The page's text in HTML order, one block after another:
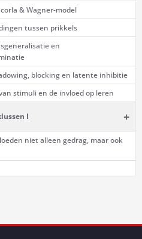
& Wagner-model
tussen prikkels
en
blocking en latente inhibitie
stimuli en de invloed op leren
I +
niet alleen gedrag, maar ook